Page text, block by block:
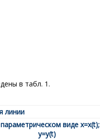
в табл. 1.
линии
виде х=х(t);
у=у(t)